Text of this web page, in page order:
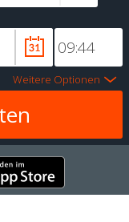
Weitere Optionen